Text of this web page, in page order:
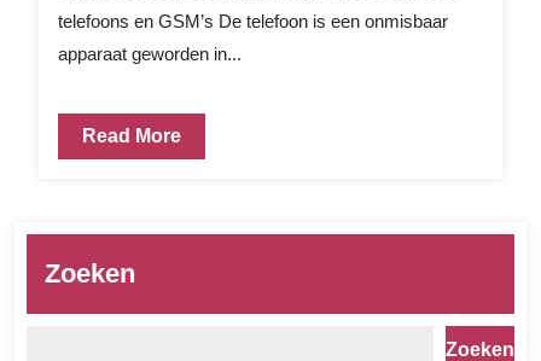
telefoons en GSM’s De telefoon is een onmisbaar
apparaat geworden in...
Read More
Zoeken
Zoeken